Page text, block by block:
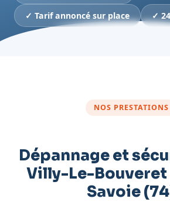
✓ Tarif annoncé sur place ✓
NOS PRESTATIONS
Dépannage et
Villy-Le-Bouveret
Savoie